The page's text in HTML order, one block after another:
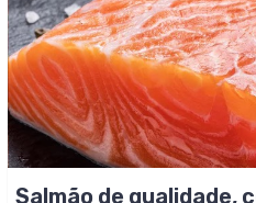
Salmão de qualidade,